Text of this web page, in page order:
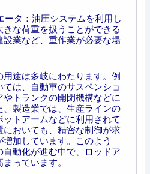
ータ：油圧システムを利用し
な荷重を扱うことができる
業など、重作業が必要な場
途は多岐にわたります。例
は、自動車のサスペンショ
トランクの開閉機構などに
製造業では、生産ラインの
トアームなどに利用されて
おいても、精密な制御が求
加しています。このよう
動化が進む中で、ロッドア
っています。